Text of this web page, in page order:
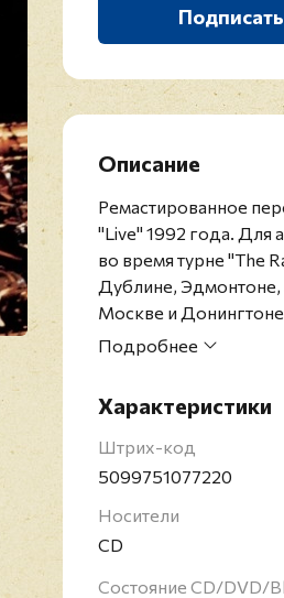
Описание
Ремастированное
"Live" 1992 года. Для
во время турне "The
Дублине, Эдмонтоне,
Москве и
Группа AC/DC была
коллектива вписано
Machine" была
AC/DC на четвертую
Подробнее
Характеристики
Штрих-код
5099751077220
Носители
CD
Состояние CD/DVD/